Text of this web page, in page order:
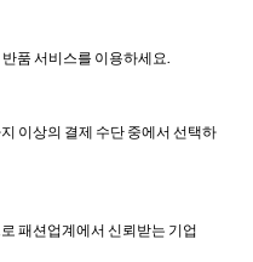
품 서비스를 이용하세요.
이상의 결제 수단 중에서 선택하
패션업계에서 신뢰받는 기업